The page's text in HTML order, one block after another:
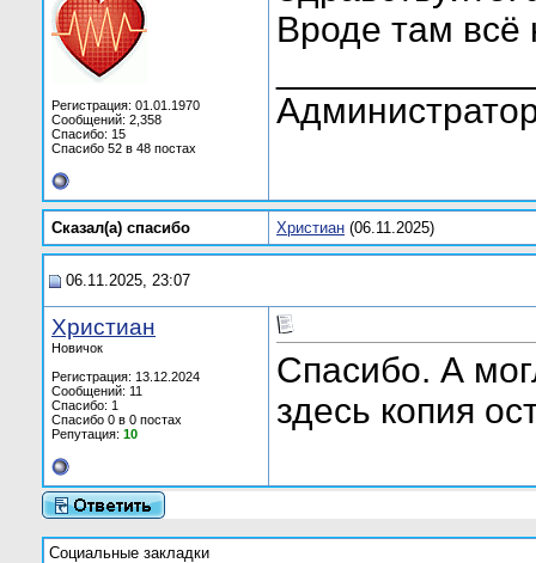
Регистрация: 01.01.1970
Сообщений: 2,358
Спасибо: 15
Спасибо 52 в 48 постах
Вроде там всё
Сказал(а) cпасибо Христиан (06.11.2025)
06.11.2025, 23:07
Христиан
Новичок
Регистрация: 13.12.2024
Сообщений: 11
Спасибо: 1
Спасибо 0 в 0 постах
Репутация: 10
Спасибо. А
здесь копия
Социальные закладки